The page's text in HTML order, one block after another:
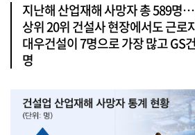
지난해 산업재해 사망자 총 589명
상위 20위 건설사 현장에서도 근로
대우건설이 7명으로 가장 많고 GS
명